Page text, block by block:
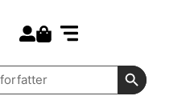
Search